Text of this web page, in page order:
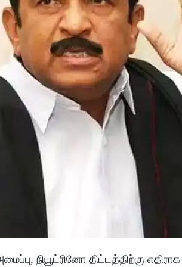
நியூட்ரினோ திட்டத்திற்கு